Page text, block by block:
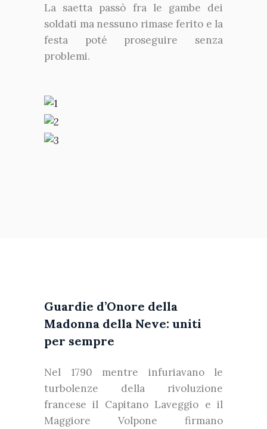
La saetta passò fra le gambe dei
soldati ma nessuno rimase ferito e la
festa poté proseguire senza
problemi.
Guardie d’Onore della
Madonna della Neve: uniti
per sempre
Nel 1790 mentre infuriavano le
turbolenze della rivoluzione
francese il Capitano Laveggio e il
Maggiore Volpone firmano